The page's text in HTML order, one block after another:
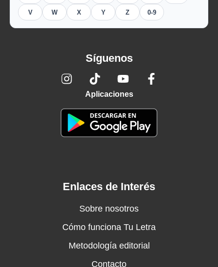
V W X Y Z 0-9
Síguenos
Aplicaciones
Enlaces de Interés
Sobre nosotros
Cómo funciona Tu Letra
Metodología editorial
Contacto